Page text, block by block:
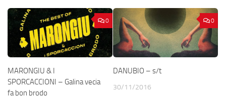
0
MARONGIU & I
SPORCACCIONI – Galina vecia
fa bon brodo
0
DANUBIO – s/t
30/11/2016